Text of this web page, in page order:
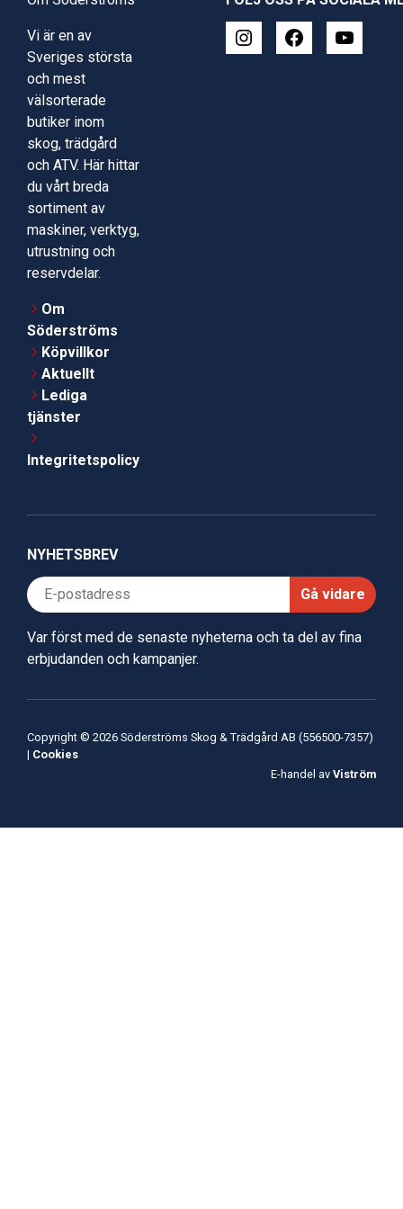
Vi är en av
Sveriges största
och mest
välsorterade
butiker inom
skog, trädgård
och ATV. Här hittar
du vårt breda
sortiment av
maskiner, verktyg,
utrustning och
reservdelar.
Om
Söderströms
Köpvillkor
Aktuellt
Lediga
tjänster
Integritetspolicy
NYHETSBREV
Gå vidare
Var först med de senaste nyheterna och ta del av fina
erbjudanden och kampanjer.
Copyright © 2026 Söderströms Skog & Trädgård AB (556500-7357)
| Cookies
E-handel av Viström